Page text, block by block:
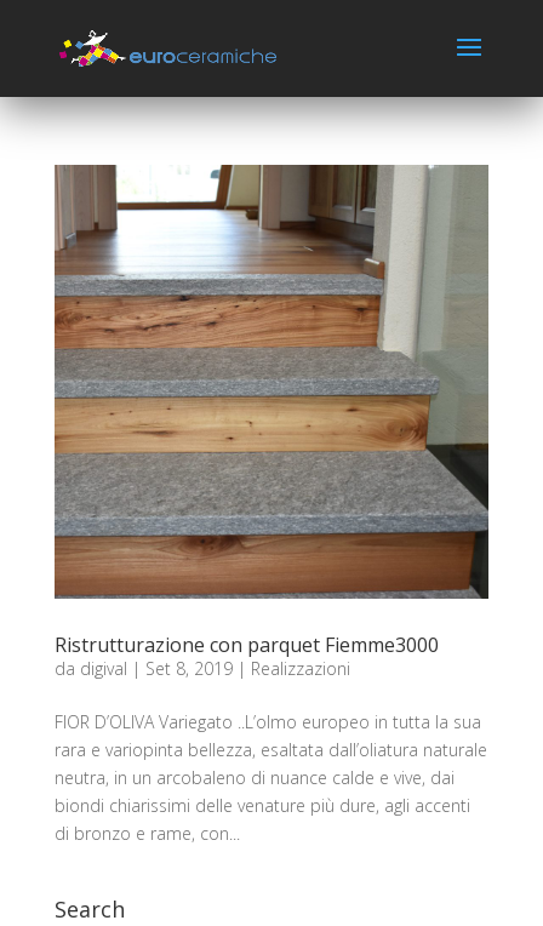
Ristrutturazione con parquet Fiemme3000
da digival | Set 8, 2019| Realizzazioni
FIOR D’OLIVA Variegato ..L’olmo europeo in tutta la sua
rara e variopinta bellezza, esaltata dall’oliatura naturale
neutra, in un arcobaleno di nuance calde e vive, dai
biondi chiarissimi delle venature più dure, agli accenti
di bronzo e rame, con...
Search